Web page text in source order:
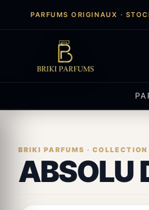
PARFUMS ORIGINAUX ·
ABSOLU